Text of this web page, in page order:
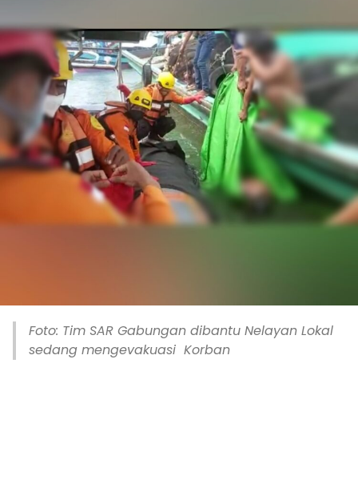
Foto: Tim SAR Gabungan dibantu Nelayan Lokal
sedang mengevakuasi Korban